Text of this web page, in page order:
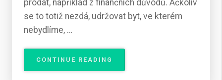
prodat, například z finančních důvodů. Ačkoliv
se to totiž nezdá, udržovat byt, ve kterém
nebydlíme, …
CONTINUE READING
PROBLÉMY